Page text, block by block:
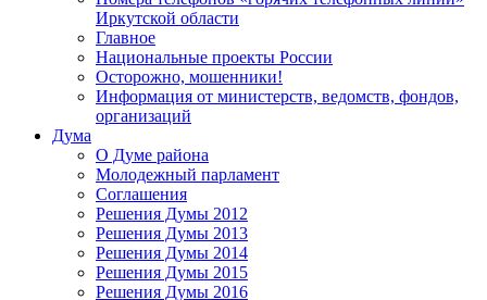
Иркутской области
Главное
Национальные проекты России
Осторожно, мошенники!
Информация от министерств, ведомств, фондов,
организаций
Дума
О Думе района
Молодежный парламент
Соглашения
Решения Думы 2012
Решения Думы 2013
Решения Думы 2014
Решения Думы 2015
Решения Думы 2016